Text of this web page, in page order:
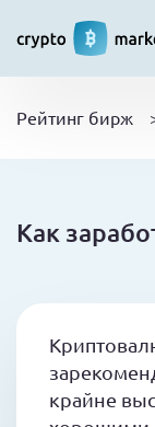
Рейтинг бирж
Как
крайне